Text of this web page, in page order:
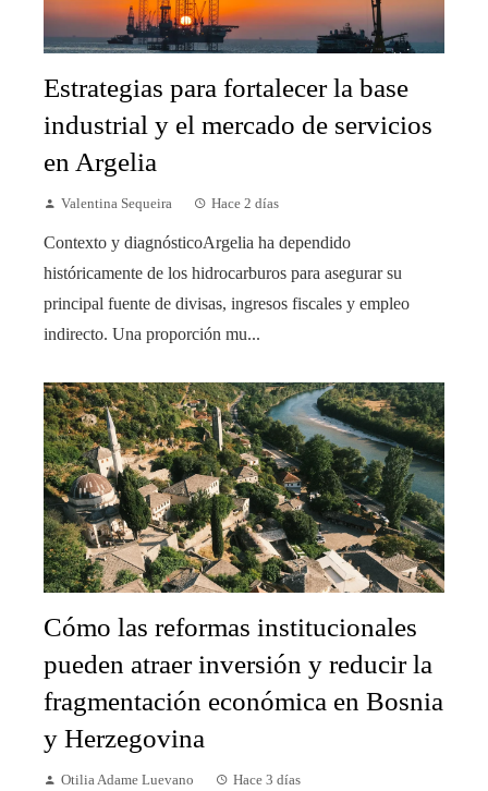
Estrategias para fortalecer la base
industrial y el mercado de servicios
en Argelia
Valentina Sequeira Hace 2 días
Contexto y diagnósticoArgelia ha dependido
históricamente de los hidrocarburos para asegurar su
principal fuente de divisas, ingresos fiscales y empleo
indirecto. Una proporción mu...
Cómo las reformas institucionales
pueden atraer inversión y reducir la
fragmentación económica en Bosnia
y Herzegovina
Otilia Adame Luevano Hace 3 días